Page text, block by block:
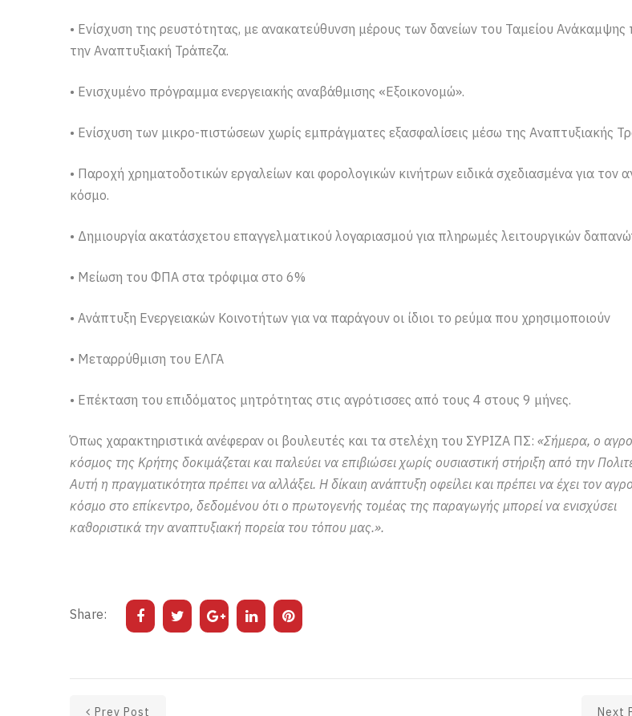
• Ενίσχυση της ρευστότητας, με ανακατεύθυνση μέρους των δανείων του Ταμείου Ανάκαμψης
την Αναπτυξιακή Τράπεζα.
• Ενισχυμένο πρόγραμμα ενεργειακής αναβάθμισης «Εξοικονομώ».
• Ενίσχυση των μικρο-πιστώσεων χωρίς εμπράγματες εξασφαλίσεις μέσω της Αναπτυξιακής
• Παροχή χρηματοδοτικών εργαλείων και φορολογικών κινήτρων ειδικά σχεδιασμένα για τον
κόσμο.
• Δημιουργία ακατάσχετου επαγγελματικού λογαριασμού για πληρωμές λειτουργικών
• Μείωση του ΦΠΑ στα τρόφιμα στο 6%
• Ανάπτυξη Ενεργειακών Κοινοτήτων για να παράγουν οι ίδιοι το ρεύμα που χρησιμοποιούν
• Μεταρρύθμιση του ΕΛΓΑ
• Επέκταση του επιδόματος μητρότητας στις αγρότισσες από τους 4 στους 9 μήνες.
Όπως χαρακτηριστικά ανέφεραν οι βουλευτές και τα στελέχη του ΣΥΡΙΖΑ ΠΣ: «Σήμερα, ο
κόσμος της Κρήτης δοκιμάζεται και παλεύει να επιβιώσει χωρίς ουσιαστική στήριξη από την
Αυτή η πραγματικότητα πρέπει να αλλάξει. Η δίκαιη ανάπτυξη οφείλει και πρέπει να έχει τον
κόσμο στο επίκεντρο, δεδομένου ότι ο πρωτογενής τομέας της παραγωγής μπορεί να ενισχύσει
καθοριστικά την αναπτυξιακή πορεία του τόπου μας.».
Share:
Prev Post Next